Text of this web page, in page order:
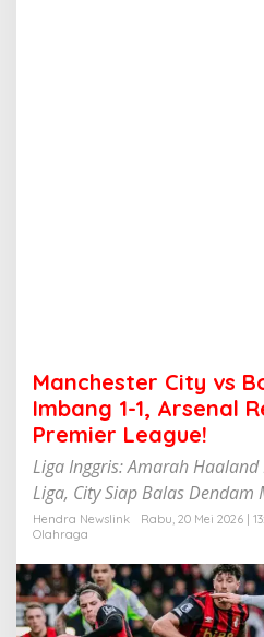
b
a
n
g
1
1
,
s
e
n
Manchester City vs
Imbang 1-1, Arsenal
Premier League!
Liga Inggris: Amarah Haaland
Liga, City Siap Balas Dendam
Hendra Newslink
Rabu, 20 Mei 2026 |
Olahraga